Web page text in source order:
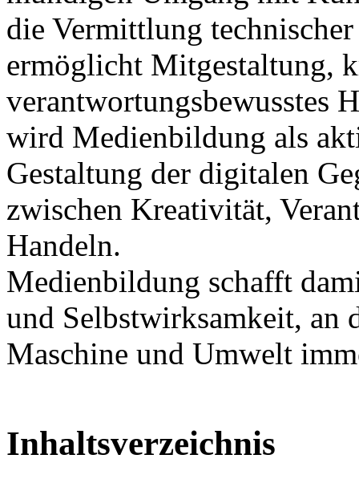
die Vermittlung
ermöglicht Mitgestaltung,
verantwortungsbewusstes
wird Medienbildung als
Gestaltung der digitalen
zwischen Kreativität,
Handeln.
Medienbildung schafft
und Selbstwirksamkeit, an
Maschine und Umwelt
Inhaltsverzeichnis